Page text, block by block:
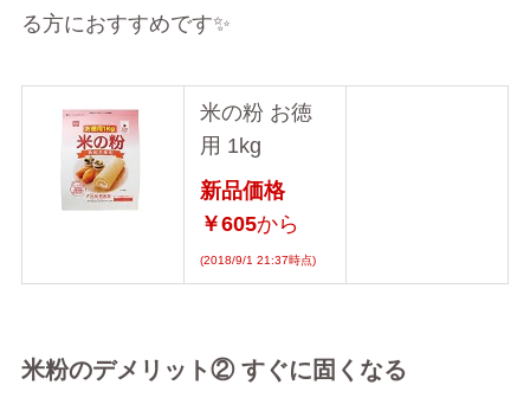
る方におすすめです✨
米の粉 お徳
用 1kg
新品価格
￥605から
(2018/9/1 21:37時点)
米粉のデメリット② すぐに固くなる